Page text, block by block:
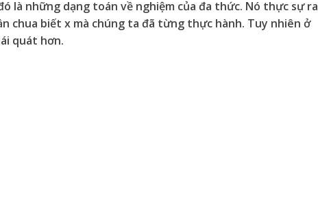
là những dạng toán về nghiệm của đa thức. Nó thực sự ra
chua biết x mà chúng ta đã từng thực hành. Tuy nhiên ở
quát hơn.